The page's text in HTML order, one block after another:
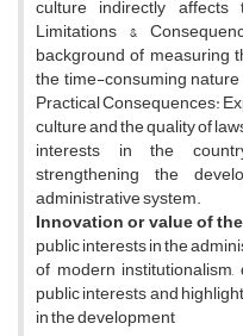
culture indirectly
Limitations &
background of measuring
the time-consuming
Practical Consequences:
culture and the quality of
interests in the
strengthening the
administrative system.
Innovation or value of
public interests in the
of modern
public interests and
in the development